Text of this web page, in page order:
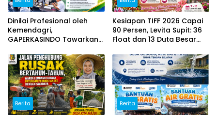
Dinilai Profesional oleh
Kemendagri,
GAPERKASINDO Tawarkan
Pemerintah Daerah
Kesiapan TIFF 2026 Capai
90 Persen, Levita Supit: 36
Float dan 13 Duta Besar
Berita Berita